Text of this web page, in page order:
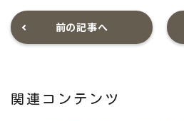
前の記事へ
関連コンテンツ